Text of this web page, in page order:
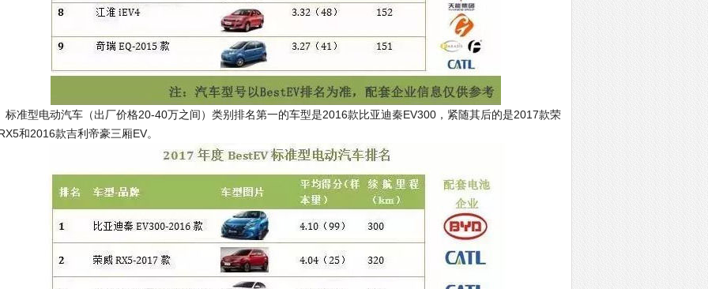
型电动汽车（出厂价格20-40万之间）类别排名第一的车型是2016款比亚迪秦EV300，紧随其后的是2017款荣
和2016款吉利帝豪三厢EV。